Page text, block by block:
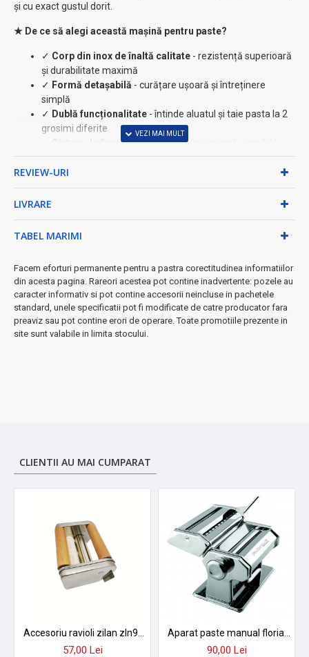
și cu exact gustul dorit.
★ De ce să alegi această mașină pentru paste?
✓ Corp din inox de înaltă calitate - rezistență superioară
și durabilitate maximă
✓ Formă detașabilă - curățare ușoară și întreținere
simplă
✓ Dublă funcționalitate - întinde aluatul și taie pasta la 2
grosimi diferite
Sistem de fixare pe masă- utilizare sigură și stabilă
perfecte
• Greutate solidă: 2.7 kg pentru stabilitate maximă
• Include manual de utilizare detaliat
⚡ Utilizare simplă în 3 pași:Introduci aluatul între lame, rotești
manerul și obții paste perfecte! Ideal pentru prepararea rapidă a
taițeilor de casă sănătoși și gustoși.
➤Investiția perfectăpentru pasionații de gastronomie și
REVIEW-URI
LIVRARE
TABEL MARIMI
Facem eforturi permanente pentru a pastra corectitudinea informatiilor
din acesta pagina. Rareori acestea pot contine inadvertente: pozele au
caracter informativ si pot contine accesorii neincluse in pachetele
standard, unele specificatii pot fi modificate de catre producator fara
preaviz sau pot contine erori de operare. Toate promotiile prezente in
site sunt valabile in limita stocului.
CLIENTII AU MAI CUMPARAT
57,00 Lei 90,00 Lei